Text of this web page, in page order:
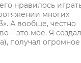
нравилось
многих
А вообще, честно
– это мое. Я создал
получал огромное